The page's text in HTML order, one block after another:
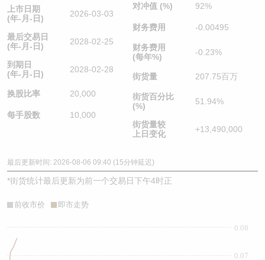
上市日期
(年-月-日)
2026-03-03
最后交易日
(年-月-日)
2028-02-25
到期日
(年-月-日)
2028-02-28
换股比率 20,000
每手股数 10,000
对冲值 (%) 92%
财务费用 -0.00495
财务费用
(每年%)
-0.23%
街货量 207.75百万
街货百分比
(%)
51.94%
街货量较
上日变化
+13,490,000
最后更新时间: 2026-08-06 09:40 (15分钟延迟)
*街货统计最后更新为前一个交易日下午4时正
前收市价 即市走势
0.07
0.08